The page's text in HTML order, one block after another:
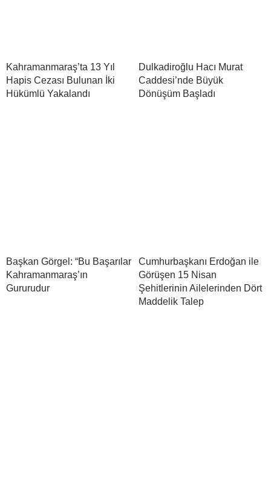
Kahramanmaraş’ta 13 Yıl
Hapis Cezası Bulunan İki
Hükümlü Yakalandı
Dulkadiroğlu Hacı Murat
Caddesi’nde Büyük
Dönüşüm Başladı
Başkan Görgel: “Bu Başarılar
Kahramanmaraş’ın
Gururudur
Cumhurbaşkanı Erdoğan ile
Görüşen 15 Nisan
Şehitlerinin Ailelerinden Dört
Maddelik Talep